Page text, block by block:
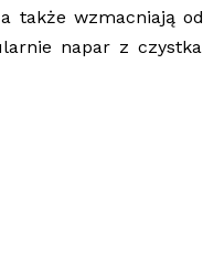
także wzmacniają
napar z